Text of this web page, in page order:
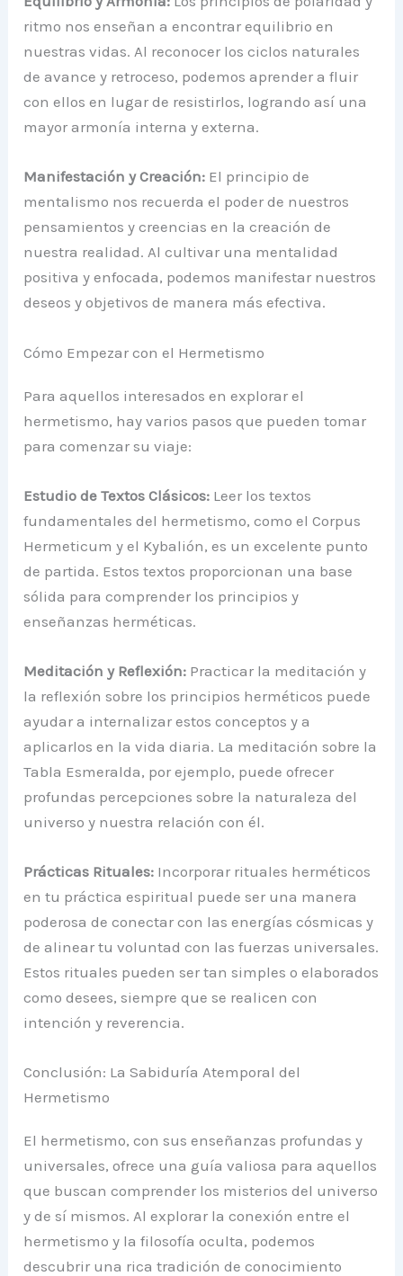
ritmo nos enseñan a encontrar equilibrio en
nuestras vidas. Al reconocer los ciclos naturales
de avance y retroceso, podemos aprender a fluir
con ellos en lugar de resistirlos, logrando así una
mayor armonía interna y externa.
Manifestación y Creación: El principio de
mentalismo nos recuerda el poder de nuestros
pensamientos y creencias en la creación de
nuestra realidad. Al cultivar una mentalidad
positiva y enfocada, podemos manifestar nuestros
deseos y objetivos de manera más efectiva.
Cómo Empezar con el Hermetismo
Para aquellos interesados en explorar el
hermetismo, hay varios pasos que pueden tomar
para comenzar su viaje:
Estudio de Textos Clásicos: Leer los textos
fundamentales del hermetismo, como el Corpus
Hermeticum y el Kybalión, es un excelente punto
de partida. Estos textos proporcionan una base
sólida para comprender los principios y
enseñanzas herméticas.
Meditación y Reflexión: Practicar la meditación y
la reflexión sobre los principios herméticos puede
ayudar a internalizar estos conceptos y a
aplicarlos en la vida diaria. La meditación sobre la
Tabla Esmeralda, por ejemplo, puede ofrecer
profundas percepciones sobre la naturaleza del
universo y nuestra relación con él.
Prácticas Rituales: Incorporar rituales herméticos
en tu práctica espiritual puede ser una manera
poderosa de conectar con las energías cósmicas y
de alinear tu voluntad con las fuerzas universales.
Estos rituales pueden ser tan simples o elaborados
como desees, siempre que se realicen con
intención y reverencia.
Conclusión: La Sabiduría Atemporal del
Hermetismo
El hermetismo, con sus enseñanzas profundas y
universales, ofrece una guía valiosa para aquellos
que buscan comprender los misterios del universo
y de sí mismos. Al explorar la conexión entre el
hermetismo y la filosofía oculta, podemos
descubrir una rica tradición de conocimiento